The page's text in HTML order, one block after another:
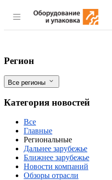
Раздел навигации
В новогодние
Фильтры
Регион
Все регионы
Категория новостей
Все
Главные
Региональные
Дальнее зарубежье
Ближнее зарубежье
Новости компаний
Обзоры отрасли